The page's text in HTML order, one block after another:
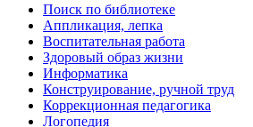
Поиск по библиотеке
Аппликация, лепка
Воспитательная работа
Здоровый образ жизни
Информатика
Конструирование, ручной труд
Коррекционная педагогика
Логопедия